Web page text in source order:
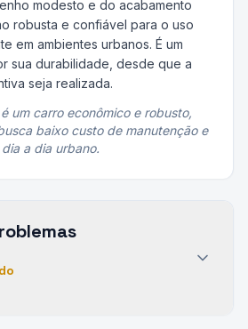
modesto e do acabamento
robusta e confiável para o uso
em ambientes urbanos. É um
sua durabilidade, desde que a
seja realizada.
um carro econômico e robusto,
baixo custo de manutenção e
a dia urbano.